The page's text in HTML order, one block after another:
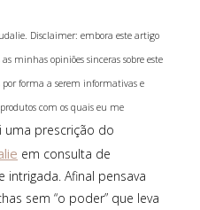
Disclaimer: embora este artigo
minhas opiniões sinceras sobre este
por forma a serem informativas e
com os quais eu me
uma prescrição do
em consulta de
Afinal pensava
sem “o poder” que leva